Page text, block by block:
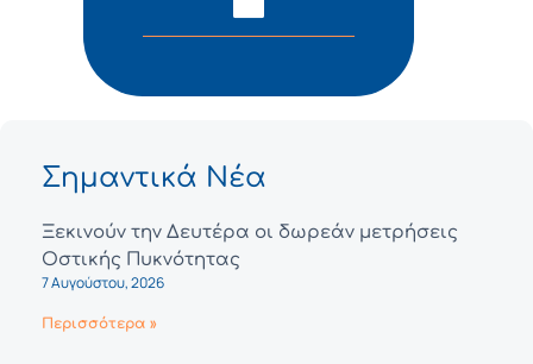
Σημαντικά Νέα
Ξεκινούν την Δευτέρα οι δωρεάν μετρήσεις
Οστικής Πυκνότητας
7 Αυγούστου, 2026
Περισσότερα »